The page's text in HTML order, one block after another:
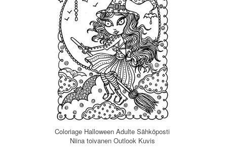
Coloriage Halloween Adulte Sähköposti
Niina toivanen Outlook Kuvis